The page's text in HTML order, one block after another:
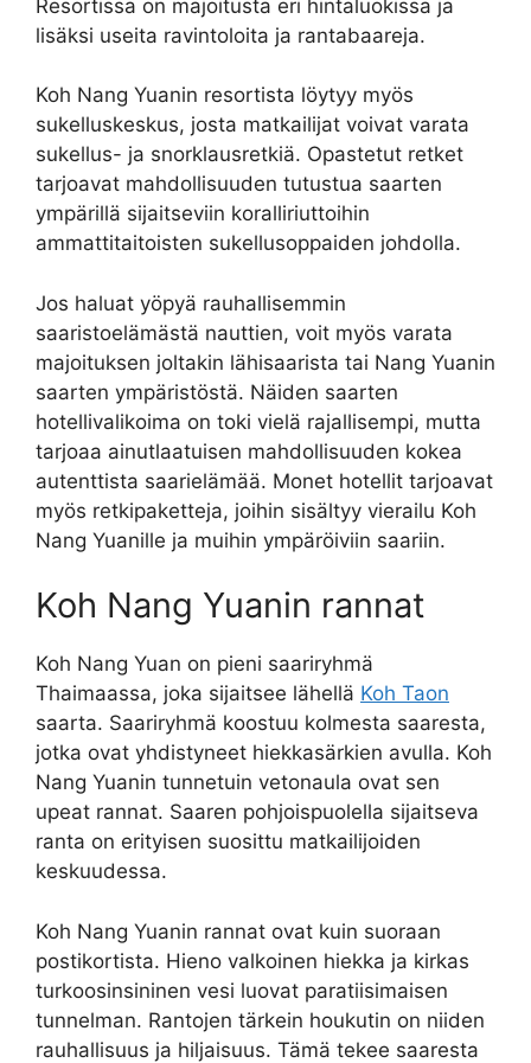
Resortissa on majoitusta eri hintaluokissa ja
lisäksi useita ravintoloita ja rantabaareja.
Koh Nang Yuanin resortista löytyy myös
sukelluskeskus, josta matkailijat voivat varata
sukellus- ja snorklausretkiä. Opastetut retket
tarjoavat mahdollisuuden tutustua saarten
ympärillä sijaitseviin koralliriuttoihin
ammattitaitoisten sukellusoppaiden johdolla.
Jos haluat yöpyä rauhallisemmin
saaristoelämästä nauttien, voit myös varata
majoituksen joltakin lähisaarista tai Nang Yuanin
saarten ympäristöstä. Näiden saarten
hotellivalikoima on toki vielä rajallisempi, mutta
tarjoaa ainutlaatuisen mahdollisuuden kokea
autenttista saarielämää. Monet hotellit tarjoavat
myös retkipaketteja, joihin sisältyy vierailu Koh
Nang Yuanille ja muihin ympäröiviin saariin.
Koh Nang Yuanin rannat
Koh Nang Yuan on pieni saariryhmä
Thaimaassa, joka sijaitsee lähellä Koh Taon
saarta. Saariryhmä koostuu kolmesta saaresta,
jotka ovat yhdistyneet hiekkasärkien avulla. Koh
Nang Yuanin tunnetuin vetonaula ovat sen
upeat rannat. Saaren pohjoispuolella sijaitseva
ranta on erityisen suosittu matkailijoiden
keskuudessa.
Koh Nang Yuanin rannat ovat kuin suoraan
postikortista. Hieno valkoinen hiekka ja kirkas
turkoosinsininen vesi luovat paratiisimaisen
tunnelman. Rantojen tärkein houkutin on niiden
rauhallisuus ja hiljaisuus. Tämä tekee saaresta